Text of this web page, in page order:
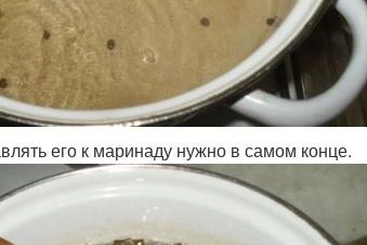
его к маринаду нужно в самом конце.